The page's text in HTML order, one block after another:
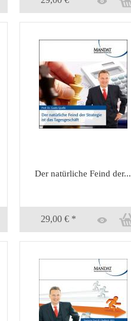
Der natürliche Feind der...
29,00 € *